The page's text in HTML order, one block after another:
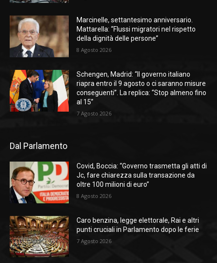
Marcinelle, settantesimo anniversario.
Mattarella: “Flussi migratori nel rispetto
della dignità delle persone”
8 Agosto 2026
Schengen, Madrid: “Il governo italiano
riapra entro il 9 agosto o ci saranno misure
conseguenti”. La replica: “Stop almeno fino
al 15”
7 Agosto 2026
Dal Parlamento
Covid, Boccia: “Governo trasmetta gli atti di
Jc, fare chiarezza sulla transazione da
oltre 100 milioni di euro”
8 Agosto 2026
Caro benzina, legge elettorale, Rai e altri
punti cruciali in Parlamento dopo le ferie
7 Agosto 2026